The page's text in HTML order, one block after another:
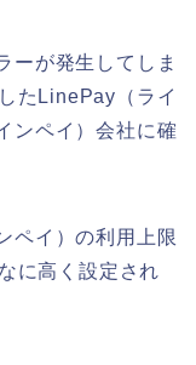
ーが発生してしま
たLinePay（ライ
ンペイ）会社に確
ペイ）の利用上限
に高く設定され